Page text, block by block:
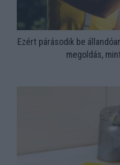
Ezért párásodik be
megoldás,